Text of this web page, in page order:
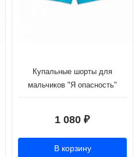
Купальные шорты для
мальчиков "Я опасность"
1 080 ₽
В корзину